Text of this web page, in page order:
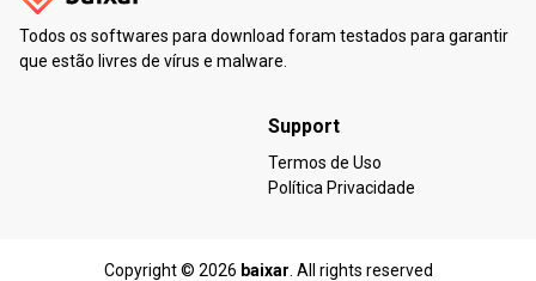
Todos os softwares para download foram testados para garantir
que estão livres de vírus e malware.
Support
Termos de Uso
Política Privacidade
Copyright © 2026 baixar . All rights reserved